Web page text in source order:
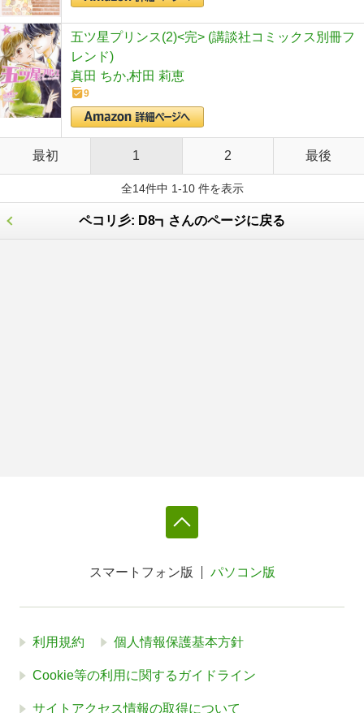
五ツ星プリンス(2)<完> (講談社コミックス別冊フ
レンド)
真田 ちか,村田 莉恵
9
最初 1 2 最後
全14件中 1-10 件を表示
ペコリ彡: D8┓さんのページに戻る
スマートフォン版 パソコン版
利用規約 個人情報保護基本方針
Cookie等の利用に関するガイドライン
サイトアクセス情報の取得について